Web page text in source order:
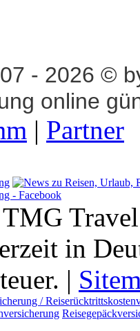
- 2026 ©
online
| Partner
in
|
/